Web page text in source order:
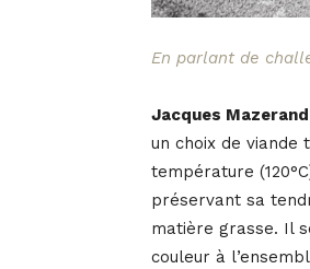
En parlant de
Jacques
un choix de viande
température
préservant sa
matière grasse. Il
couleur à